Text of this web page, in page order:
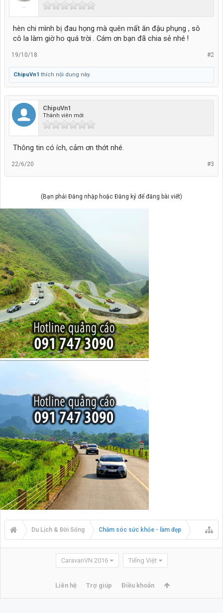
hèn chi mình bị đau họng mà quên mất ăn đậu phụng , sô
cô la làm giờ ho quá trời . Cám ơn bạn đã chia sẻ nhé !
#2
19/10/18
ChipuVn1 thích nội dung này.
ChipuVn1
Thành viên mới
Thông tin có ích, cảm ơn thớt nhé.
#3
22/6/20
(Bạn phải Đăng nhập hoặc Đăng ký để đăng bài viết)
Du Lịch & Đời Sống Chăm sóc sức khỏe - làm đẹp
CaravanVN 2016 Tiếng Việt
Liên hệ Trợ giúp Điều khoản